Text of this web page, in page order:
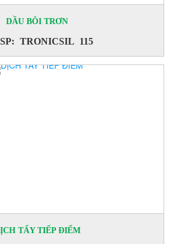
DẦU BÔI TRƠN
TRONICSIL 115
TẨY TIẾP ĐIỂM